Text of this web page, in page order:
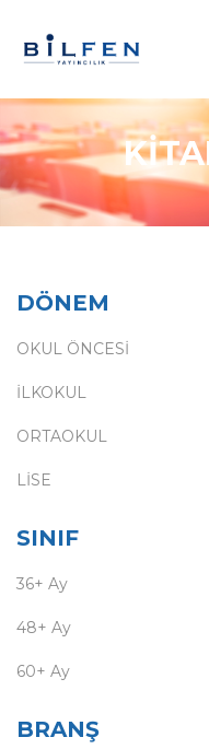
DÖNEM
OKUL ÖNCESİ
İLKOKUL
ORTAOKUL
LİSE
SINIF
36+ Ay
48+ Ay
60+ Ay
BRANŞ